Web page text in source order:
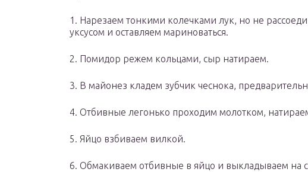
1. Нарезаем тонкими колечками лук, но не
уксусом и оставляем мариноваться.
2. Помидор режем кольцами, сыр натираем.
3. В майонез кладем зубчик чеснока,
4. Отбивные легонько проходим молотком,
5. Яйцо взбиваем вилкой.
6. Обмакиваем отбивные в яйцо и выкладываем на